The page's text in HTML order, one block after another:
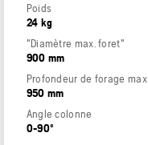
Poids
24 kg
"Diamètre max. foret"
900 mm
Profondeur de forage max
950 mm
Angle colonne
0-90º